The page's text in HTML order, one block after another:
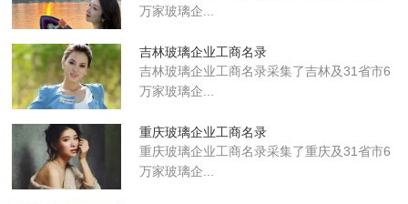
万家玻璃企...
吉林玻璃企业工商名录
吉林玻璃企业工商名录采集了吉林及31省市6
万家玻璃企...
重庆玻璃企业工商名录
重庆玻璃企业工商名录采集了重庆及31省市6
万家玻璃企...